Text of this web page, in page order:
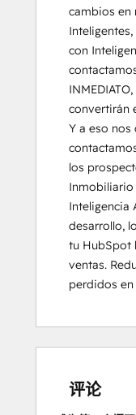
cambios en
con
convertirán
Y a eso
los
Inmobiliario
Inteligencia
desarrollo,
tu HubSpot
ventas.
perdidos
评论